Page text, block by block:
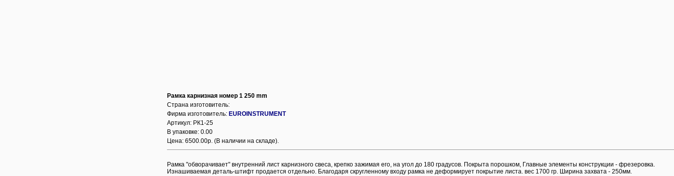
Рамка карнизная номер 1 250 mm
Страна изготовитель:
Фирма изготовитель: EUROINSTRUMENT
Артикул: РК1-25
В упаковке: 0.00
Цена: 6500.00р. (В наличии на складе).
Рамка "обворачивает" внутренний лист карнизного свеса, крепко зажимая его, на угол до 180 градусов. Покрыта порошком, Главные элементы конструкции - фрезеровка.
Изнашиваемая деталь-штифт продается отдельно. Благодаря скругленному входу рамка не деформирует покрытие листа. вес 1700 гр. Ширина захвата - 250мм.